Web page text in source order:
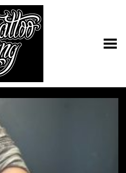
Toggle Menu